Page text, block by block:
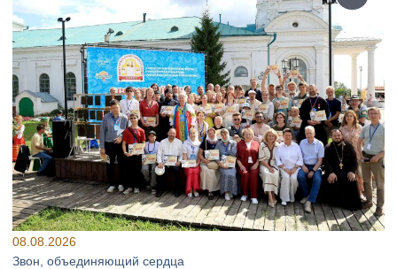
08.08.2026
Звон, объединяющий сердца